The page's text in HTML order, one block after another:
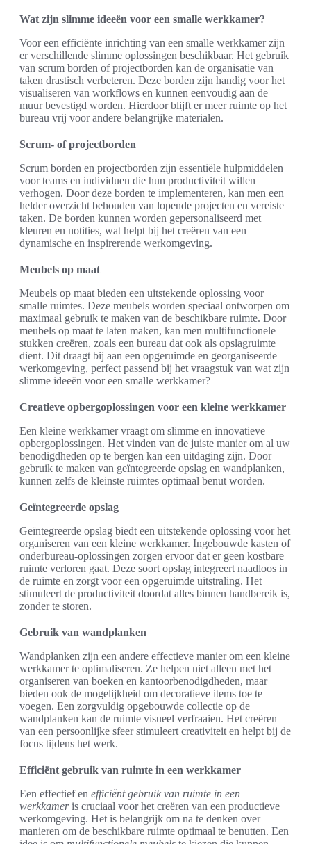
Wat zijn slimme ideeën voor een smalle werkkamer?
Voor een efficiënte inrichting van een smalle werkkamer zijn
er verschillende slimme oplossingen beschikbaar. Het gebruik
van scrum borden of projectborden kan de organisatie van
taken drastisch verbeteren. Deze borden zijn handig voor het
visualiseren van workflows en kunnen eenvoudig aan de
muur bevestigd worden. Hierdoor blijft er meer ruimte op het
bureau vrij voor andere belangrijke materialen.
Scrum- of projectborden
Scrum borden en projectborden zijn essentiële hulpmiddelen
voor teams en individuen die hun productiviteit willen
verhogen. Door deze borden te implementeren, kan men een
helder overzicht behouden van lopende projecten en vereiste
taken. De borden kunnen worden gepersonaliseerd met
kleuren en notities, wat helpt bij het creëren van een
dynamische en inspirerende werkomgeving.
Meubels op maat
Meubels op maat bieden een uitstekende oplossing voor
smalle ruimtes. Deze meubels worden speciaal ontworpen om
maximaal gebruik te maken van de beschikbare ruimte. Door
meubels op maat te laten maken, kan men multifunctionele
stukken creëren, zoals een bureau dat ook als opslagruimte
dient. Dit draagt bij aan een opgeruimde en georganiseerde
werkomgeving, perfect passend bij het vraagstuk van wat zijn
slimme ideeën voor een smalle werkkamer?
Creatieve opbergoplossingen voor een kleine werkkamer
Een kleine werkkamer vraagt om slimme en innovatieve
opbergoplossingen. Het vinden van de juiste manier om al uw
benodigdheden op te bergen kan een uitdaging zijn. Door
gebruik te maken van geïntegreerde opslag en wandplanken,
kunnen zelfs de kleinste ruimtes optimaal benut worden.
Geïntegreerde opslag
Geïntegreerde opslag biedt een uitstekende oplossing voor het
organiseren van een kleine werkkamer. Ingebouwde kasten of
onderbureau-oplossingen zorgen ervoor dat er geen kostbare
ruimte verloren gaat. Deze soort opslag integreert naadloos in
de ruimte en zorgt voor een opgeruimde uitstraling. Het
stimuleert de productiviteit doordat alles binnen handbereik is,
zonder te storen.
Gebruik van wandplanken
Wandplanken zijn een andere effectieve manier om een kleine
werkkamer te optimaliseren. Ze helpen niet alleen met het
organiseren van boeken en kantoorbenodigdheden, maar
bieden ook de mogelijkheid om decoratieve items toe te
voegen. Een zorgvuldig opgebouwde collectie op de
wandplanken kan de ruimte visueel verfraaien. Het creëren
van een persoonlijke sfeer stimuleert creativiteit en helpt bij de
focus tijdens het werk.
Efficiënt gebruik van ruimte in een werkkamer
Een effectief en efficiënt gebruik van ruimte in een
werkkameris cruciaal voor het creëren van een productieve
werkomgeving. Het is belangrijk om na te denken over
manieren om de beschikbare ruimte optimaal te benutten. Een